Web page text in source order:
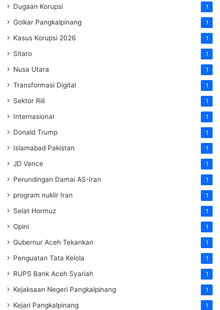
Dugaan Korupsi 1
Golkar Pangkalpinang 1
Kasus Korupsi 2026 1
Sitaro 1
Nusa Utara 1
Transformasi Digital 1
Sektor Riil 1
Internasional 1
Donald Trump 1
Islamabad Pakistan 1
JD Vance 1
Perundingan Damai AS-Iran 1
program nuklir Iran 1
Selat Hormuz 1
Opini 1
Gubernur Aceh Tekankan 1
Penguatan Tata Kelola 1
RUPS Bank Aceh Syariah 1
Kejaksaan Negeri Pangkalpinang 1
Kejari Pangkalpinang 1